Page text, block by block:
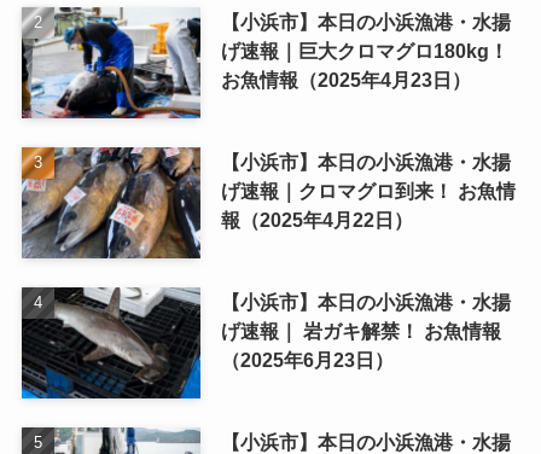
【小浜市】本日の小浜漁港・水揚
げ速報｜巨大クロマグロ180kg！
お魚情報（2025年4月23日）
【小浜市】本日の小浜漁港・水揚
げ速報｜クロマグロ到来！ お魚情
報（2025年4月22日）
【小浜市】本日の小浜漁港・水揚
げ速報｜ 岩ガキ解禁！ お魚情報
（2025年6月23日）
【小浜市】本日の小浜漁港・水揚